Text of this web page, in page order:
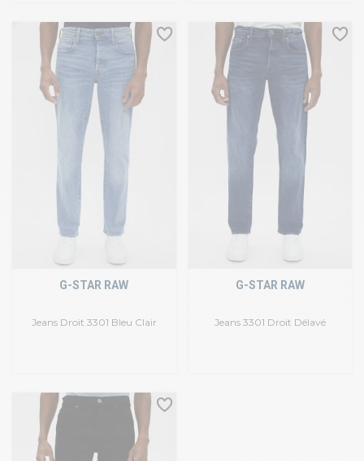
Jeans Droit 3301 Bleu Clair
G-STAR RAW
Jeans 3301 Droit Délavé
G-STAR RAW